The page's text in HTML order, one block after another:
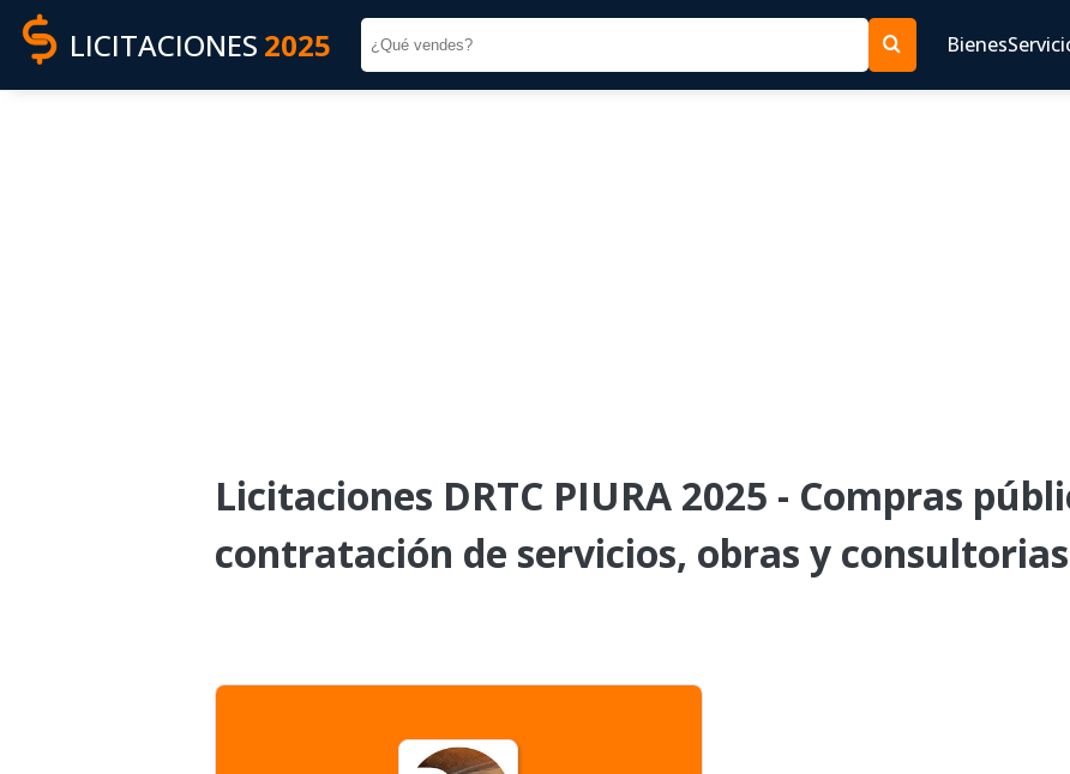
LICITACIONES 2025 Bienes
Licitaciones DRTC PIURA 2025 - Compras
contratación de servicios, obras y consultorias